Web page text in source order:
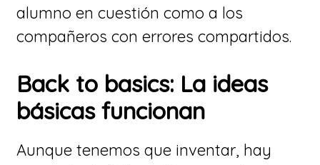
alumno en cuestión como a los
compañeros con errores compartidos.
Back to basics: La ideas
básicas funcionan
Aunque tenemos que inventar, hay